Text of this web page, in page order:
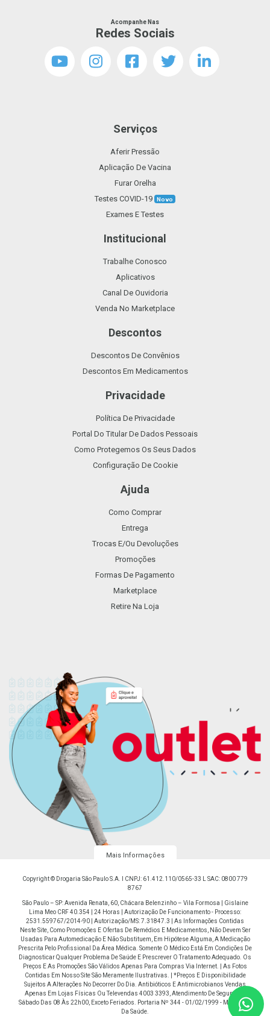
Acompanhe Nas
Redes Sociais
Serviços
Aferir Pressão
Aplicação De Vacina
Furar Orelha
Testes COVID-19 Novo
Exames E Testes
Institucional
Trabalhe Conosco
Aplicativos
Canal De Ouvidoria
Venda No Marketplace
Descontos
Descontos De Convênios
Descontos Em Medicamentos
Privacidade
Política De Privacidade
Portal Do Titular De Dados Pessoais
Como Protegemos Os Seus Dados
Configuração De Cookie
Ajuda
Como Comprar
Entrega
Trocas E/ou Devoluções
Promoções
Formas De Pagamento
Marketplace
Retire Na Loja
Mais Informações
Copyright © Drogaria São Paulo S.A. I CNPJ: 61.412.110/0565-33 L SAC: 0800 779
8767
São Paulo – SP: Avenida Renata, 60, Chácara Belenzinho – Vila Formosa | Gislaine
Lima Meo CRF 40.354 | 24 Horas | Autorização De Funcionamento - Processo:
2531.559767/2014-90 | Autorização/MS: 7.31847.3 | As Informações Contidas
Neste Site, Como Promoções E Ofertas De Remédios E Medicamentos, Não Devem Ser
Usadas Para Automedicação E Não Substituem, Em Hipótese Alguma, A Medicação
Prescrita Pelo Profissional Da Área Médica. Somente O Médico Está Em Condições De
Diagnosticar Qualquer Problema De Saúde E Prescrever O Tratamento Adequado. Os
Preços E As Promoções São Válidos Apenas Para Compras Via Internet. | As Fotos
Contidas Em Nosso Site São Meramente Ilustrativas. | *Preços E Disponibilidade
Sujeitos A Alterações No Decorrer Do Dia. Antibióticos E Antimicrobianos Vendas
Apenas Em Lojas Físicas Ou Televendas 4003 3393, Atendimento De Segunda À
Sábado Das 08 Às 22h00, Exceto Feriados. Portaria Nº 344 - 01/02/1999 - Ministério
Da Saúde.